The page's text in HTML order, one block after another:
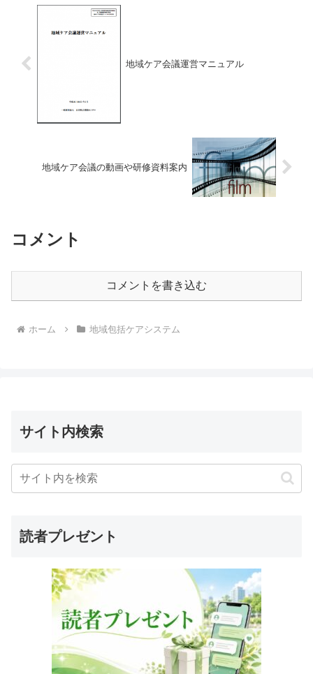
地域ケア会議運営マニュアル
地域ケア会議の動画や研修資料案内
コメント
コメントを書き込む
ホーム 地域包括ケアシステム
サイト内検索
読者プレゼント